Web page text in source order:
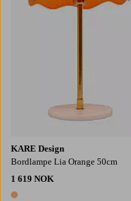
KARE Design
Bordlampe Lia Orange 50cm
1 619 NOK